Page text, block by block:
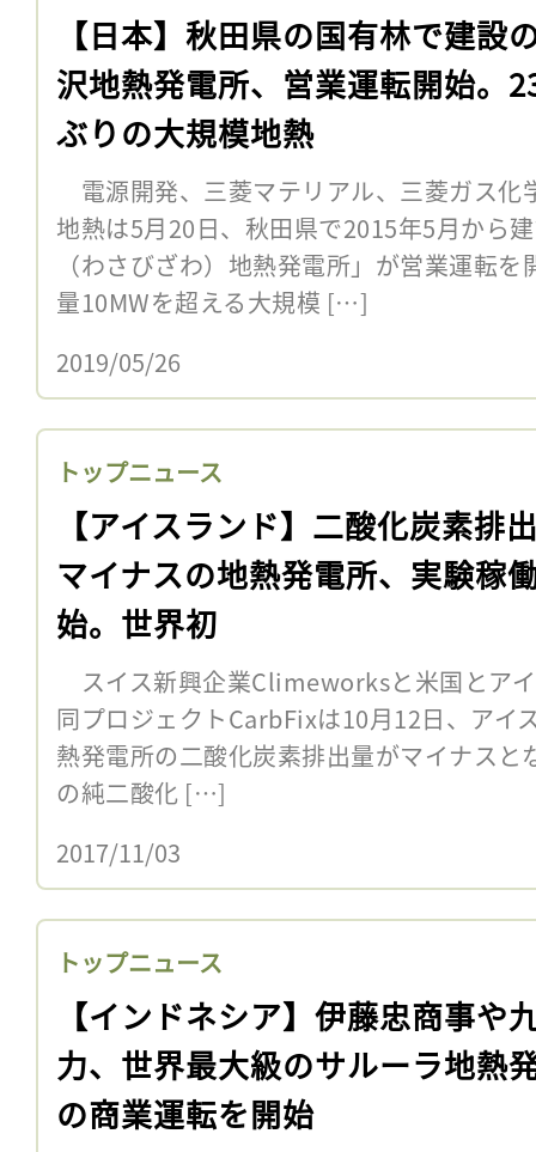
【日本】秋田県の国有林で建設
沢地熱発電所、営業運転開始。
ぶりの大規模地熱
電源開発、三菱マテリアル、三菱ガス化
地熱は5月20日、秋田県で2015年5月から
（わさびざわ）地熱発電所」が営業運転
量10MWを超える大規模 […]
2019/05/26
トップニュース
【アイスランド】二酸化炭素排
マイナスの地熱発電所、実験稼
始。世界初
スイス新興企業Climeworksと米国とア
同プロジェクトCarbFixは10月12日、アイ
熱発電所の二酸化炭素排出量がマイナスと
の純二酸化 […]
2017/11/03
トップニュース
【インドネシア】伊藤忠商事や
力、世界最大級のサルーラ地熱
の商業運転を開始